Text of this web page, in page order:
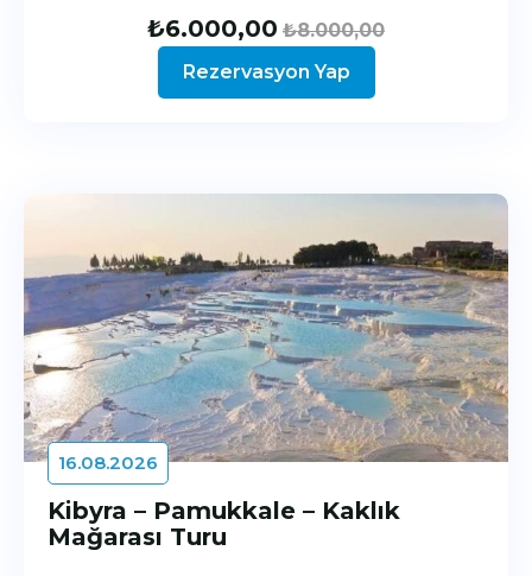
₺6.000,00 ₺8.000,00
Rezervasyon Yap
16.08.2026
Kibyra – Pamukkale – Kaklık
Mağarası Turu